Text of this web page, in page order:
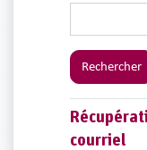
courriel